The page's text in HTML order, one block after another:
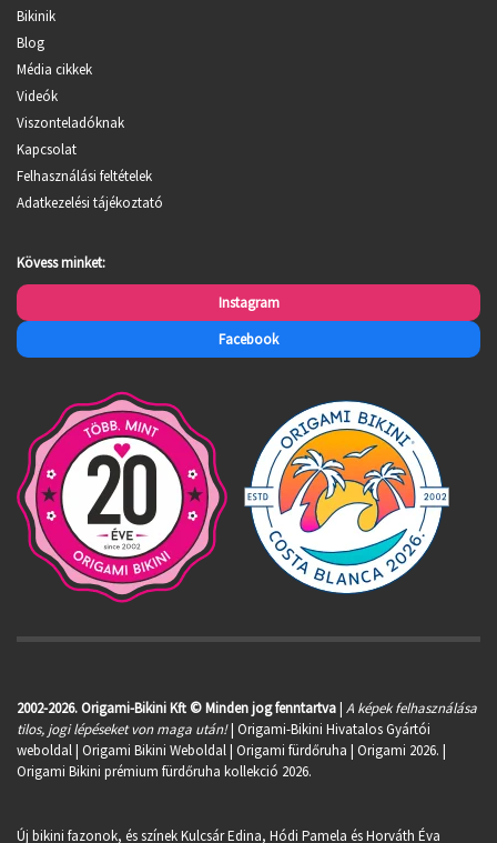
Bikinik
Blog
Média cikkek
Videók
Viszonteladóknak
Kapcsolat
Felhasználási feltételek
Adatkezelési tájékoztató
Kövess minket:
Instagram
Facebook
2002-2026. Origami-Bikini Kft © Minden jog fenntartva| A képek felhasználása
tilos, jogi lépéseket von maga után!| Origami-Bikini Hivatalos Gyártói
weboldal | Origami Bikini Weboldal | Origami fürdőruha | Origami 2026. |
Origami Bikini prémium fürdőruha kollekció 2026.
Új bikini fazonok, és színek Kulcsár Edina, Hódi Pamela és Horváth Éva